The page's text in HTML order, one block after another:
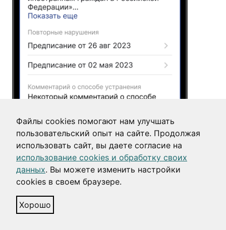
Файлы cookies помогают нам улучшать
пользовательский опыт на сайте. Продолжая
использовать сайт, вы даете согласие на
использование cookies и обработку своих
данных. Вы можете изменить настройки
cookies в своем браузере.
Хорошо